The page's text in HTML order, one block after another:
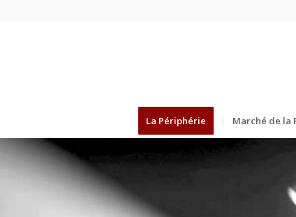
La Périphérie Marché de la